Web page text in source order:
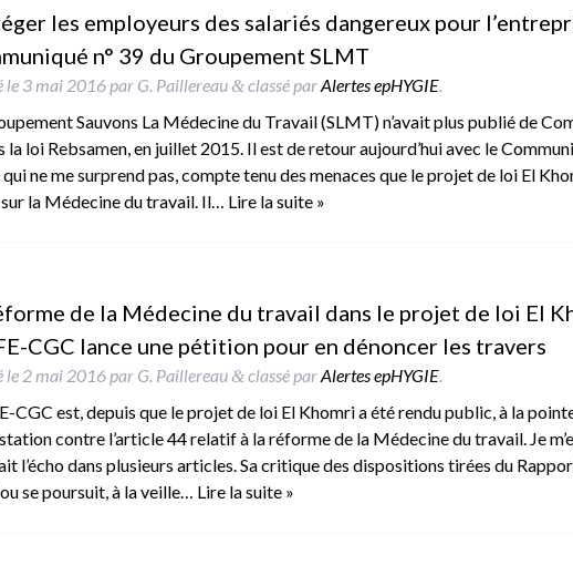
les employeurs des salariés dangereux pour
n° 39 du Groupement SLMT
le 3 mai 2016 par G. Paillereau &classé parAlertes epHYGIE.
Sauvons La Médecine du Travail (SLMT) n’avait plus publié de
la loi Rebsamen, en juillet 2015. Il est de retour aujourd’hui avec le
qui ne me surprend pas, compte tenu des menaces que le projet de loi El
la Médecine du travail. Il… Lire la suite »
de la Médecine du travail dans le projet de loi El
CGC lance une pétition pour en dénoncer les travers
le 2 mai 2016 par G. Paillereau &classé parAlertes epHYGIE.
CGC est, depuis que le projet de loi El Khomri a été rendu public, à la
contre l’article 44 relatif à la réforme de la Médecine du travail. Je
l’écho dans plusieurs articles. Sa critique des dispositions tirées du
se poursuit, à la veille… Lire la suite »